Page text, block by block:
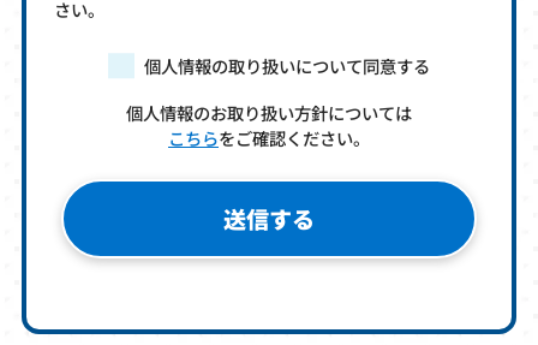
さい。
個人情報の取り扱いについて同意する
個人情報のお取り扱い方針については
こちらをご確認ください。